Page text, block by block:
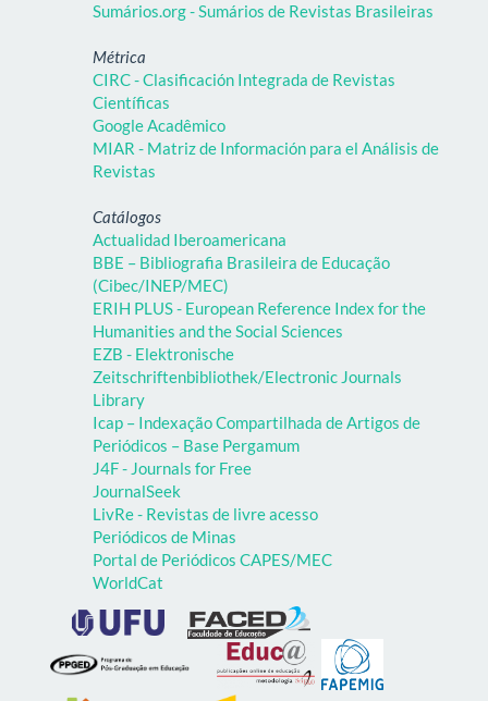
Sumários.org - Sumários de Revistas Brasileiras
Métrica
CIRC - Clasificación Integrada de Revistas
Científicas
Google Acadêmico
MIAR - Matriz de Información para el Análisis de
Revistas
Catálogos
Actualidad Iberoamericana
BBE – Bibliografia Brasileira de Educação
(Cibec/INEP/MEC)
ERIH PLUS - European Reference Index for the
Humanities and the Social Sciences
EZB - Elektronische
Zeitschriftenbibliothek/Electronic Journals
Library
Icap – Indexação Compartilhada de Artigos de
Periódicos – Base Pergamum
J4F - Journals for Free
JournalSeek
LivRe - Revistas de livre acesso
Periódicos de Minas
Portal de Periódicos CAPES/MEC
WorldCat